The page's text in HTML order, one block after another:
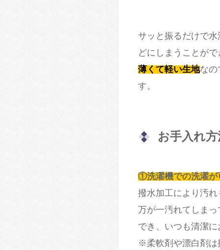
サッと振るだけで
どにしまうことが
薄くて軽い生地なの
す。
お手入れ
①洗濯機での洗濯が
撥水加工により汚
万が一汚れてしま
でき、いつも清潔
※柔軟剤や漂白剤は